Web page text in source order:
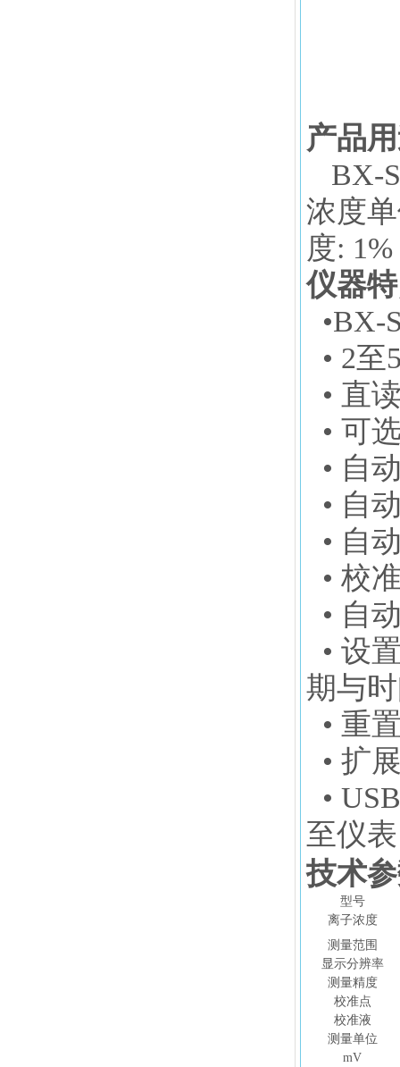
产品
BX-
浓度
度:
仪器
•BX-
• 2
• 直
• 可
• 自
• 自
• 自
• 校
• 自
• 设
期与
• 重
• 扩
•
至仪
技术
型号
离子浓度
测量范围
显示分辨率
测量精度
校准点
校准液
测量单位
mV